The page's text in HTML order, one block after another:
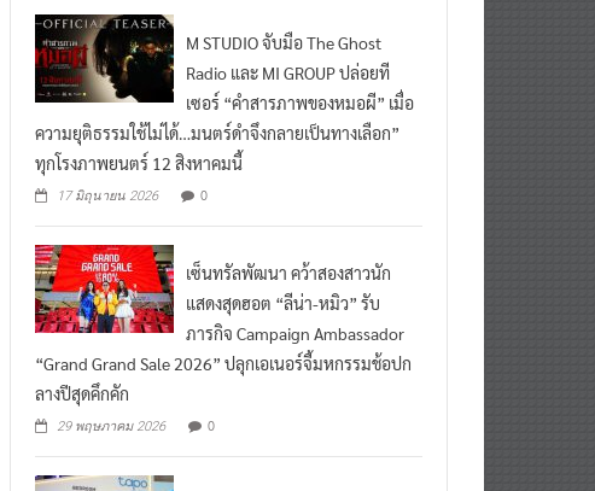
Radio และ MI GROUP ปล่อยที
เซอร์ “คำสารภาพของหมอผี” เมื่อ
ความยุติธรรมใช้ไม่ได้…มนตร์ดำจึงกลายเป็นทางเลือก”
ทุกโรงภาพยนตร์ 12 สิงหาคมนี้
แสดงสุดฮอต “ลีน่า-หมิว” รับ
ภารกิจ Campaign Ambassador
“Grand Grand Sale 2026” ปลุกเอเนอร์จี้มหกรรมช้อปก
ลางปีสุดคึกคัก
29 พฤษภาคม 2026